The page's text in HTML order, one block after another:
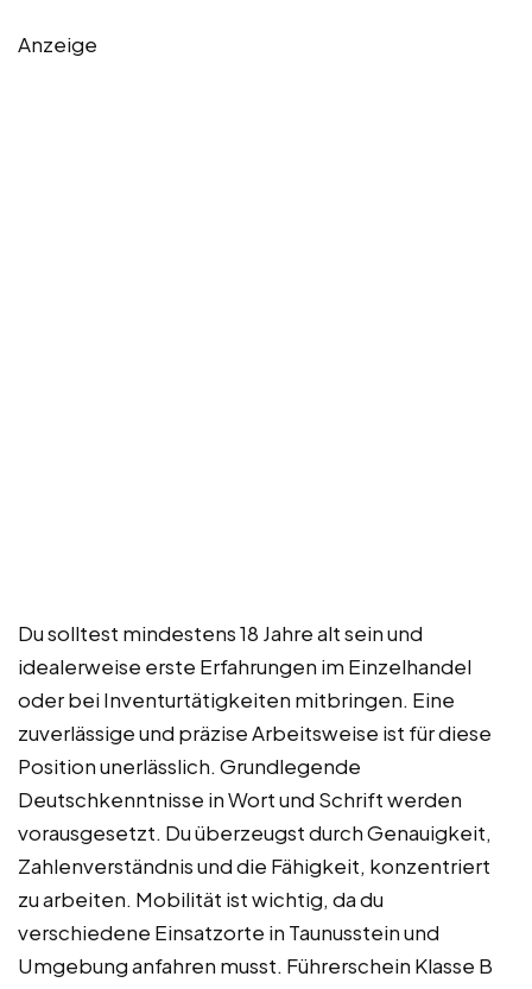
Anzeige
Du solltest mindestens 18 Jahre alt sein und
idealerweise erste Erfahrungen im Einzelhandel
oder bei Inventurtätigkeiten mitbringen. Eine
zuverlässige und präzise Arbeitsweise ist für diese
Position unerlässlich. Grundlegende
Deutschkenntnisse in Wort und Schrift werden
vorausgesetzt. Du überzeugst durch Genauigkeit,
Zahlenverständnis und die Fähigkeit, konzentriert
zu arbeiten. Mobilität ist wichtig, da du
verschiedene Einsatzorte in Taunusstein und
Umgebung anfahren musst. Führerschein Klasse B